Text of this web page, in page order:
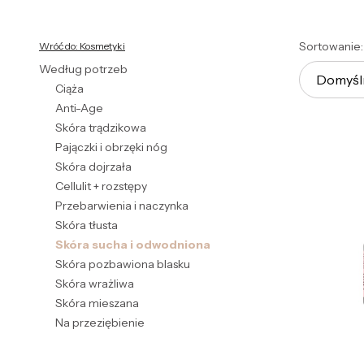
Wróć do: Kosmetyki
Według potrzeb
Ciąża
Anti-Age
Skóra trądzikowa
Pajączki i obrzęki nóg
Skóra dojrzała
Cellulit + rozstępy
Przebarwienia i naczynka
Skóra tłusta
Skóra sucha i odwodniona
Skóra pozbawiona blasku
Skóra wrażliwa
Skóra mieszana
Na przeziębienie
Lista
Sortowanie: